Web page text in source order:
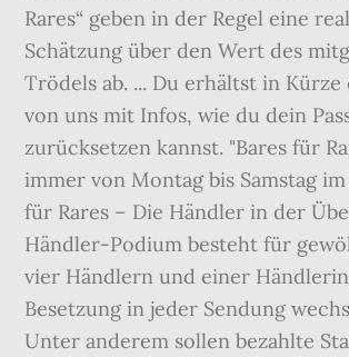
Rares“ geben in der Regel eine
Schätzung über den Wert des
Trödels ab. ... Du erhältst in
von uns mit Infos, wie du dein
zurücksetzen kannst. "Bares für
immer von Montag bis Samstag im
für Rares – Die Händler in der
Händler-Podium besteht für
vier Händlern und einer
Besetzung in jeder Sendung
Unter anderem sollen bezahlte